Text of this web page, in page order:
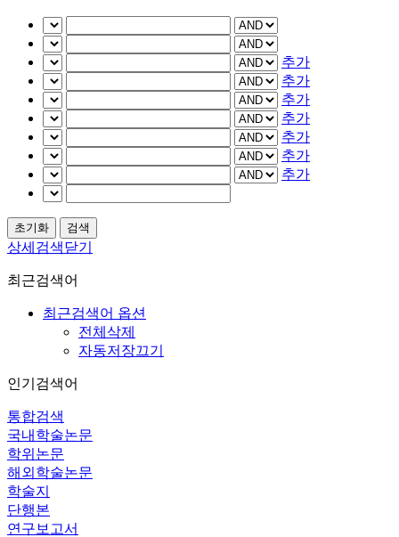
추가
추가
추가
추가
추가
추가
추가
상세검색닫기
최근검색어
최근검색어 옵션
전체삭제
자동저장끄기
인기검색어
통합검색
국내학술논문
학위논문
해외학술논문
학술지
단행본
연구보고서